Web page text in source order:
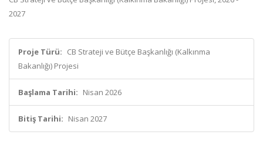
2027
Proje Türü: CB Strateji ve Bütçe Başkanlığı (Kalkınma
Bakanlığı) Projesi
Başlama Tarihi: Nisan 2026
Bitiş Tarihi: Nisan 2027